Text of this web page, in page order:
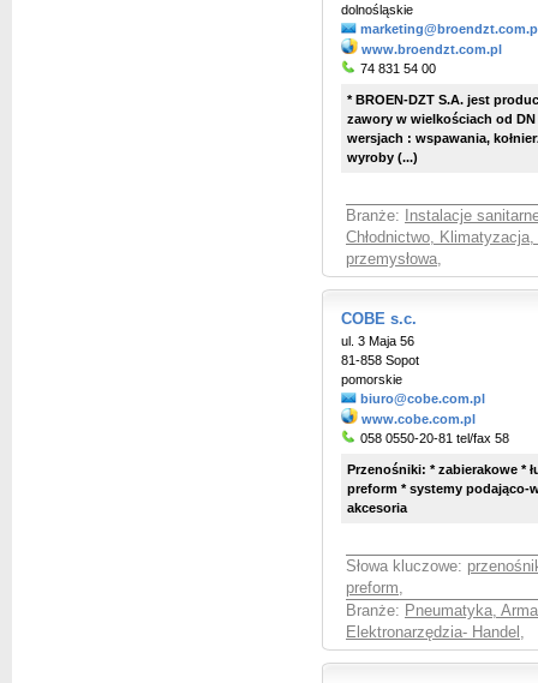
dolnośląskie
www.broendzt.com.pl
74 831 54 00
* BROEN-DZT S.A. jest
zawory w wielkościach od
wersjach : wspawania,
wyroby (...)
Branże:
Instalacje
Chłodnictwo,
przemysłowa,
COBE s.c.
ul. 3 Maja 56
81-858 Sopot
pomorskie
biuro@cobe.com.pl
www.cobe.com.pl
058 0550-20-81 tel/fax 58
Przenośniki: * zabierakowe *
preform * systemy podająco-
akcesoria
Słowa kluczowe:
preform,
Branże: Pneumatyka,
Elektronarzędzia- Handel ,